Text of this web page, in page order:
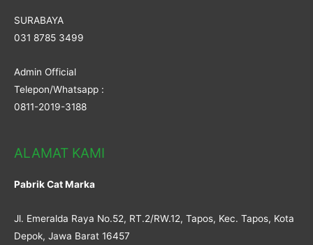
SURABAYA
031 8785 3499
Admin Official
Telepon/Whatsapp :
0811-2019-3188
ALAMAT KAMI
Pabrik Cat Marka
Jl. Emeralda Raya No.52, RT.2/RW.12, Tapos, Kec. Tapos, Kota
Depok, Jawa Barat 16457